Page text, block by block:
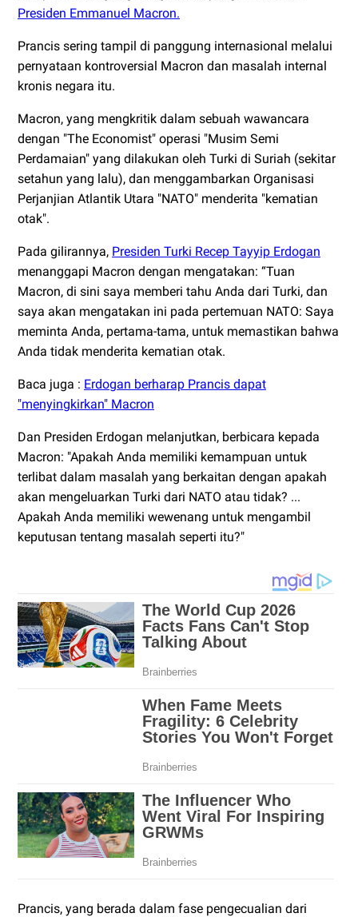
Presiden Emmanuel Macron.
Prancis sering tampil di panggung internasional melalui
pernyataan kontroversial Macron dan masalah internal
kronis negara itu.
Macron, yang mengkritik dalam sebuah wawancara
dengan "The Economist" operasi "Musim Semi
Perdamaian" yang dilakukan oleh Turki di Suriah (sekitar
setahun yang lalu), dan menggambarkan Organisasi
Perjanjian Atlantik Utara "NATO" menderita "kematian
otak".
Pada gilirannya, Presiden Turki Recep Tayyip Erdogan
menanggapi Macron dengan mengatakan: “Tuan
Macron, di sini saya memberi tahu Anda dari Turki, dan
saya akan mengatakan ini pada pertemuan NATO: Saya
meminta Anda, pertama-tama, untuk memastikan bahwa
Anda tidak menderita kematian otak.
Baca juga : Erdogan berharap Prancis dapat
"menyingkirkan" Macron
Dan Presiden Erdogan melanjutkan, berbicara kepada
Macron: "Apakah Anda memiliki kemampuan untuk
terlibat dalam masalah yang berkaitan dengan apakah
akan mengeluarkan Turki dari NATO atau tidak? ...
Apakah Anda memiliki wewenang untuk mengambil
keputusan tentang masalah seperti itu?"
Prancis, yang berada dalam fase pengecualian dari